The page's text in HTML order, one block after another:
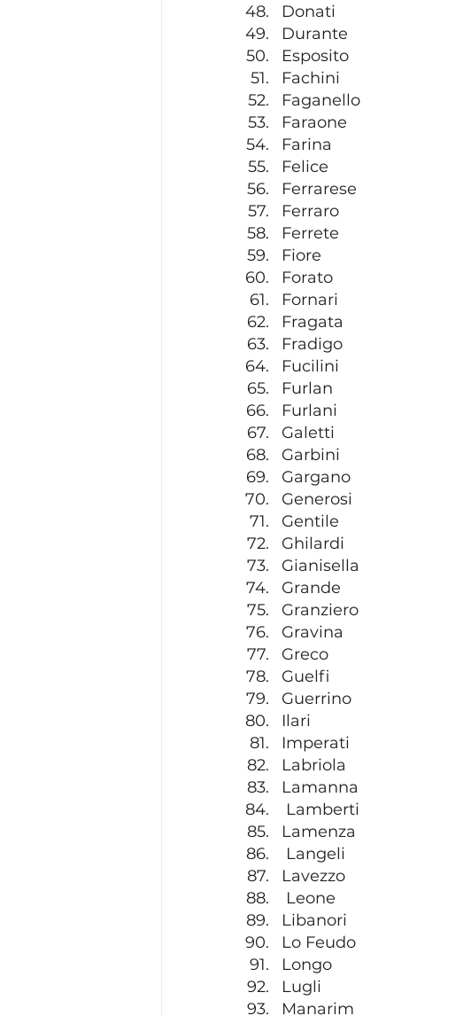
Donati
Durante
Esposito
Fachini
Faganello
Faraone
Farina
Felice
Ferrarese
Ferraro
Ferrete
Fiore
Forato
Fornari
Fragata
Fradigo
Fucilini
Furlan
Furlani
Galetti
Garbini
Gargano
Generosi
Gentile
Ghilardi
Gianisella
Grande
Granziero
Gravina
Greco
Guelfi
Guerrino
Ilari
Imperati
Labriola
Lamanna
Lamberti
Lamenza
Langeli
Lavezzo
Leone
Libanori
Lo Feudo
Longo
Lugli
Manarim